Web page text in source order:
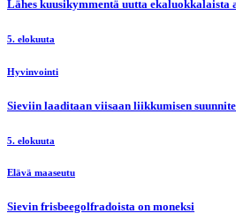
Lähes kuusikymmentä uutta ekaluokkalaista
5. elokuuta
Hyvinvointi
Sieviin laaditaan viisaan liikkumisen
5. elokuuta
Elävä maaseutu
Sievin frisbeegolfradoista on moneksi